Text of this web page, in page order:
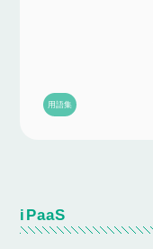
用語集
iPaaS